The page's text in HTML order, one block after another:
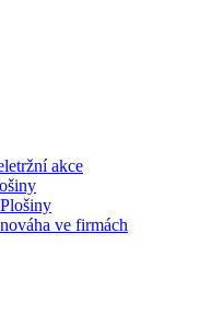
akce
ve firmách